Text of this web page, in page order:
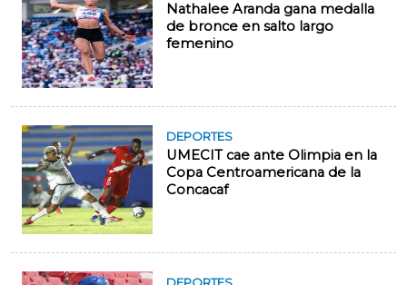
Nathalee Aranda gana medalla
de bronce en salto largo
femenino
DEPORTES
UMECIT cae ante Olimpia en la
Copa Centroamericana de la
Concacaf